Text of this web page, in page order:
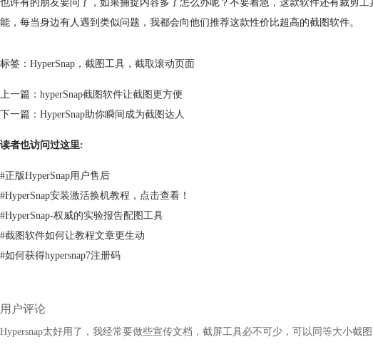
也许有的朋友要问了，如果捕捉内容多了怎么办呢？不要着急，这款软件还有裁剪
能，每当身边有人遇到类似问题，我都会向他们推荐这款性价比超高的截图软件。
标签： HyperSnap ， 截图工具 ， 截取滚动页面
上一篇： hyperSnap截图软件让截图更方便
下一篇： HyperSnap助你瞬间成为截图达人
读者也访问过这里:
#正版HyperSnap用户售后
#HyperSnap安装激活换机教程，点击查看！
#HyperSnap-权威的实验报告配图工具
#截图软件如何让教程文章更生动
#如何获得hypersnap7注册码
用户评论
Hypersnap太好用了，我经常要做些宣传文档，截屏工具必不可少，可以同等大小截